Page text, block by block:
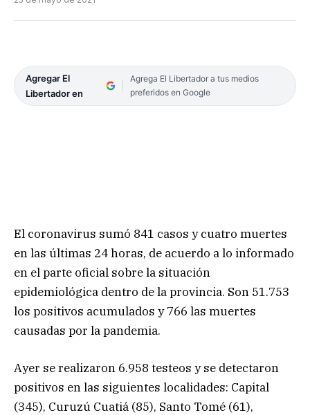
Agregar El
Libertador en
Agrega El Libertador a tus medios
preferidos en Google
El coronavirus sumó 841 casos y cuatro muertes
en las últimas 24 horas, de acuerdo a lo informado
en el parte oficial sobre la situación
epidemiológica dentro de la provincia. Son 51.753
los positivos acumulados y 766 las muertes
causadas por la pandemia.
Ayer se realizaron 6.958 testeos y se detectaron
positivos en las siguientes localidades: Capital
(345), Curuzú Cuatiá (85), Santo Tomé (61),